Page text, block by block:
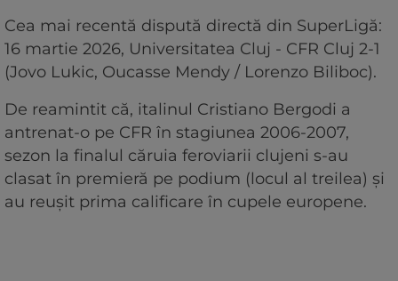
Cea mai recentă dispută directă din SuperLigă:
16 martie 2026, Universitatea Cluj - CFR Cluj 2-1
(Jovo Lukic, Oucasse Mendy / Lorenzo Biliboc).
De reamintit că, italinul Cristiano Bergodi a
antrenat-o pe CFR în stagiunea 2006-2007,
sezon la finalul căruia feroviarii clujeni s-au
clasat în premieră pe podium (locul al treilea) şi
au reuşit prima calificare în cupele europene.